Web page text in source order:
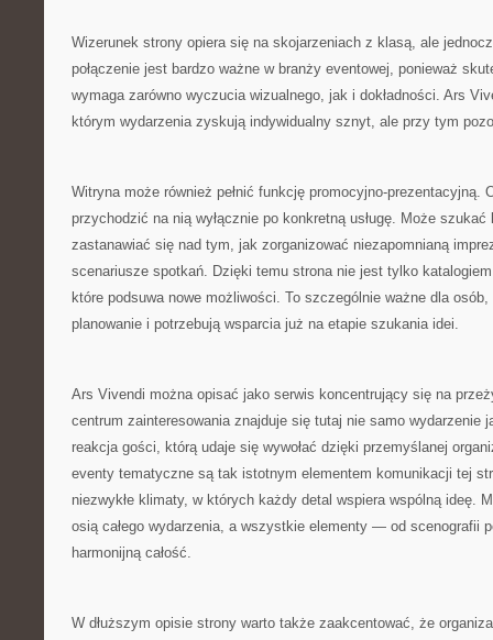
Wizerunek strony opiera się na skojarzeniach z klasą, ale
połączenie jest bardzo ważne w branży eventowej, ponieważ
wymaga zarówno wyczucia wizualnego, jak i dokładności. Ars
którym wydarzenia zyskują indywidualny sznyt, ale przy tym
Witryna może również pełnić funkcję promocyjno-prezentacyjną.
przychodzić na nią wyłącznie po konkretną usługę. Może
zastanawiać się nad tym, jak zorganizować niezapomnianą
scenariusze spotkań. Dzięki temu strona nie jest tylko
które podsuwa nowe możliwości. To szczególnie ważne dla
planowanie i potrzebują wsparcia już na etapie szukania idei.
Ars Vivendi można opisać jako serwis koncentrujący się na
centrum zainteresowania znajduje się tutaj nie samo wydarzenie
reakcja gości, którą udaje się wywołać dzięki przemyślanej
eventy tematyczne są tak istotnym elementem komunikacji tej
niezwykłe klimaty, w których każdy detal wspiera wspólną ideę.
osią całego wydarzenia, a wszystkie elementy — od scenografii
harmonijną całość.
W dłuższym opisie strony warto także zaakcentować, że